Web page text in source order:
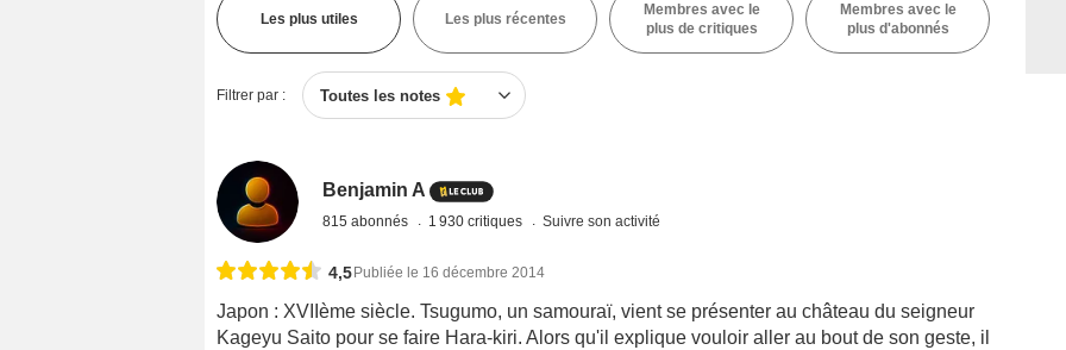
Les plus utiles Les plus récentes
Membres avec le
plus de critiques
Membres avec le
plus d'abonnés
Filtrer par : Toutes les notes
Benjamin A
815 abonnés 1 930 critiques Suivre son activité
4,5 Publiée le 16 décembre 2014
Japon : XVIIème siècle. Tsugumo, un samouraï, vient se présenter au château du seigneur
Kageyu Saito pour se faire Hara-kiri. Alors qu'il explique vouloir aller au bout de son geste, il